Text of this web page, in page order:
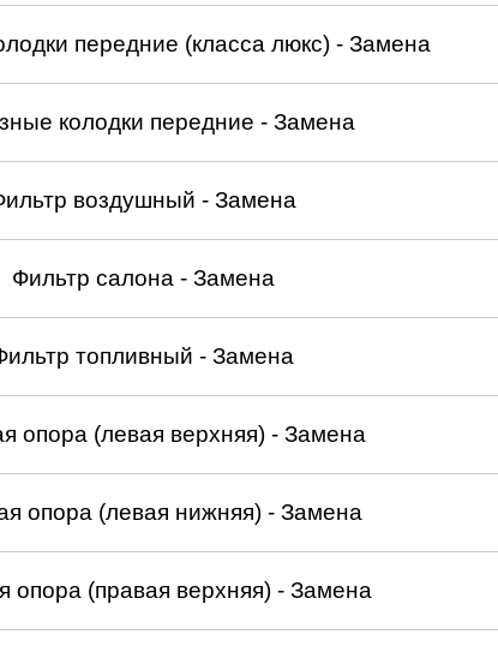
передние (класса люкс) - Замена
колодки передние - Замена
воздушный - Замена
Фильтр салона - Замена
топливный - Замена
опора (левая верхняя) - Замена
опора (левая нижняя) - Замена
опора (правая верхняя) - Замена